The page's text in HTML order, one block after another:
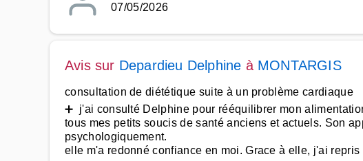
07/05/2026
Avis sur Depardieu Delphine à MONTARGIS
consultation de diététique suite à un problème cardiaque
➕ j'ai consulté Delphine pour rééquilibrer mon
tous mes petits soucis de santé anciens et actuels. Son
psychologiquement.
elle m'a redonné confiance en moi. Grace à elle, j'ai